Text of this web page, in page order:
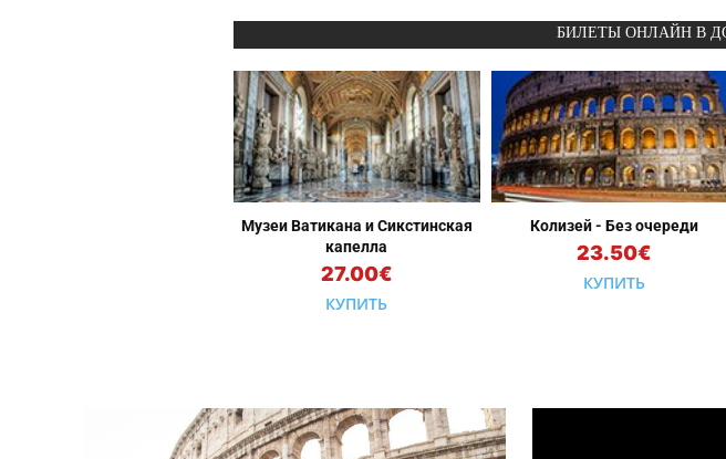
БИЛЕТЫ ОНЛАЙН В
Музеи Ватикана и Сикстинская
капелла
27.00€
КУПИТЬ
Колизей - Без очереди
23.50€
КУПИТЬ